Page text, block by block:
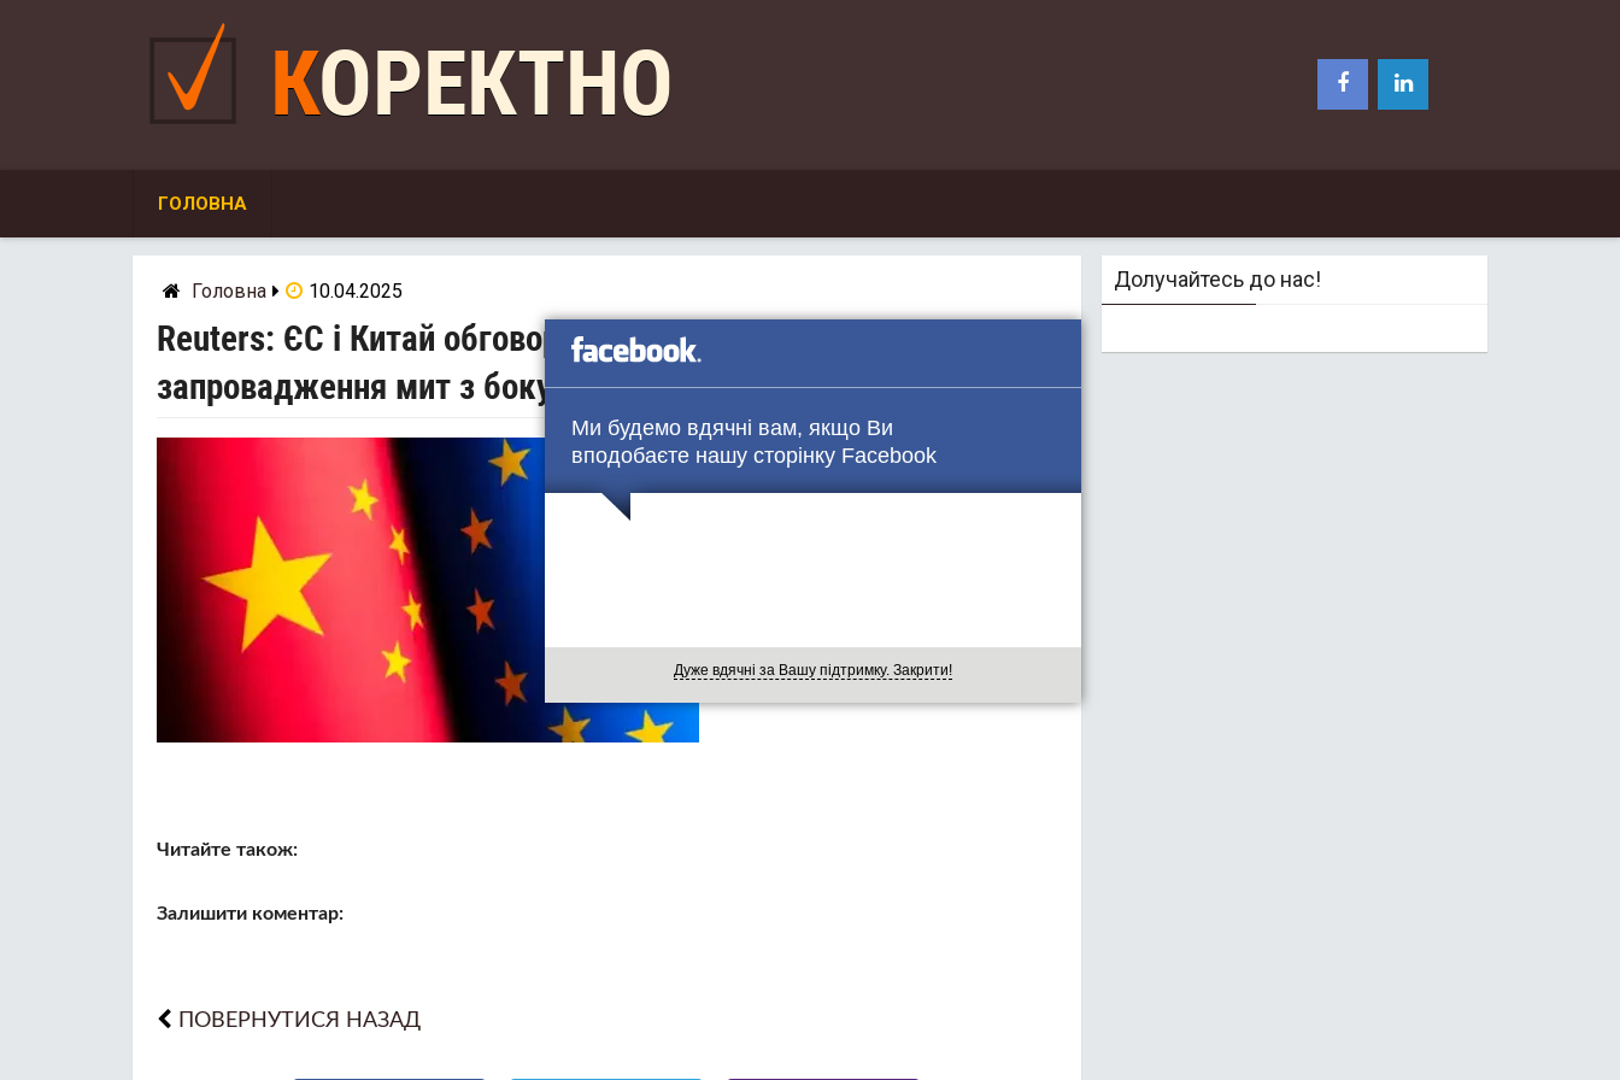
Ми будемо вдячні вам, якщо Ви
вподобаєте нашу сторінку Facebook
Дуже вдячні за Вашу підтримку. Закрити!
КОРЕКТНО
ГОЛОВНА
Головна 10.04.2025
Reuters: ЄС і Китай обговорили співпрацю на тлі
запровадження мит з боку США
Читайте також:
Залишити коментар:
ПОВЕРНУТИСЯ НАЗАД
Долучайтесь до нас!